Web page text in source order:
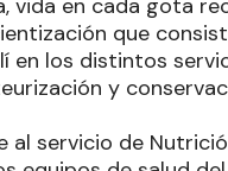
que
en los distintos
y
servicio de